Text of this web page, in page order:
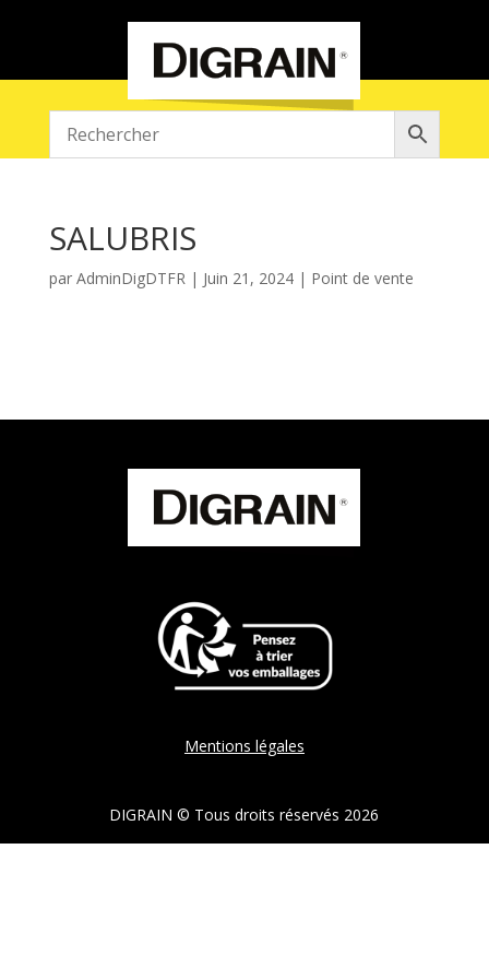
SALUBRIS
par AdminDigDTFR| Juin 21, 2024| Point de vente
Mentions légales
DIGRAIN © Tous droits réservés 2026